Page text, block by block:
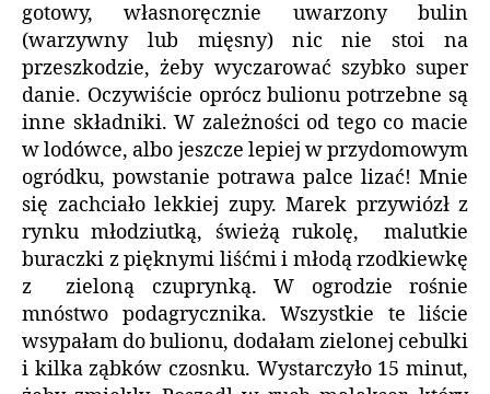
gotowy, własnoręcznie uwarzony bulin
(warzywny lub mięsny) nic nie stoi na
przeszkodzie, żeby wyczarować szybko super
danie. Oczywiście oprócz bulionu potrzebne są
inne składniki. W zależności od tego co macie
w lodówce, albo jeszcze lepiej w przydomowym
ogródku, powstanie potrawa palce lizać! Mnie
się zachciało lekkiej zupy. Marek przywiózł z
rynku młodziutką, świeżą rukolę, malutkie
buraczki z pięknymi liśćmi i młodą rzodkiewkę
z zieloną czuprynką. W ogrodzie rośnie
mnóstwo podagrycznika. Wszystkie te liście
wsypałam do bulionu, dodałam zielonej cebulki
i kilka ząbków czosnku. Wystarczyło 15 minut,